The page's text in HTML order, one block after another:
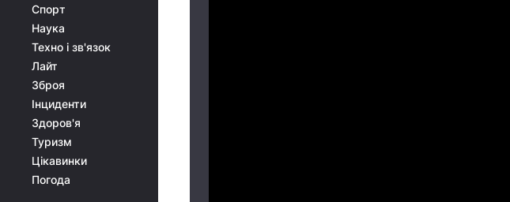
Спорт
Наука
Техно і зв'язок
Лайт
Зброя
Інциденти
Здоров'я
Туризм
Цікавинки
Погода